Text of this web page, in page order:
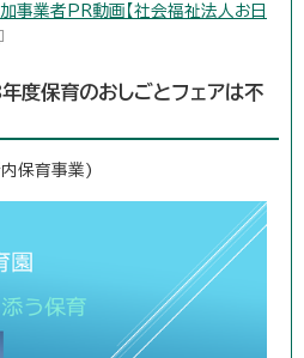
事業者PR動画【社会福祉法人お日
度保育のおしごとフェアは不
内保育事業)